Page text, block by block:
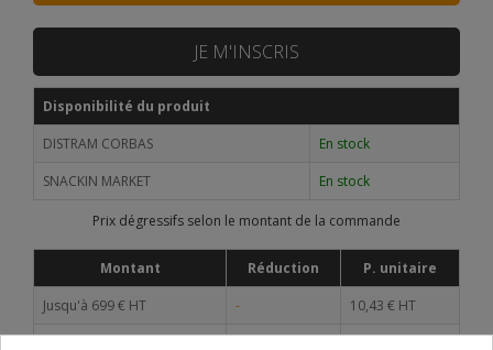
JE M'INSCRIS
Disponibilité du produit
DISTRAM CORBAS
En stock
SNACKIN MARKET
En stock
Prix dégressifs selon le montant de la commande
Montant Réduction
P. unitaire
Jusqu'à 699 € HT
-
10,43 € HT